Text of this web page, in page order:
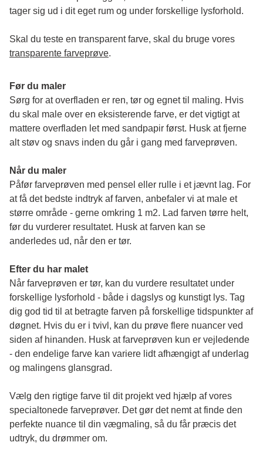
tager sig ud i dit eget rum og under forskellige lysforhold.
transparente farveprøve.
Før du maler
Sørg for at overfladen er ren, tør og egnet til maling. Hvis
du skal male over en eksisterende farve, er det vigtigt at
mattere overfladen let med sandpapir først. Husk at fjerne
alt støv og snavs inden du går i gang med farveprøven.
Når du maler
Påfør farveprøven med pensel eller rulle i et jævnt lag. For
at få det bedste indtryk af farven, anbefaler vi at male et
større område - gerne omkring 1 m2. Lad farven tørre helt,
før du vurderer resultatet. Husk at farven kan se
anderledes ud, når den er tør.
Efter du har malet
Når farveprøven er tør, kan du vurdere resultatet under
forskellige lysforhold - både i dagslys og kunstigt lys. Tag
dig god tid til at betragte farven på forskellige tidspunkter af
døgnet. Hvis du er i tvivl, kan du prøve flere nuancer ved
siden af hinanden. Husk at farveprøven kun er vejledende
- den endelige farve kan variere lidt afhængigt af underlag
og malingens glansgrad.
Vælg den rigtige farve til dit projekt ved hjælp af vores
specialtonede farveprøver. Det gør det nemt at finde den
perfekte nuance til din vægmaling, så du får præcis det
udtryk, du drømmer om.